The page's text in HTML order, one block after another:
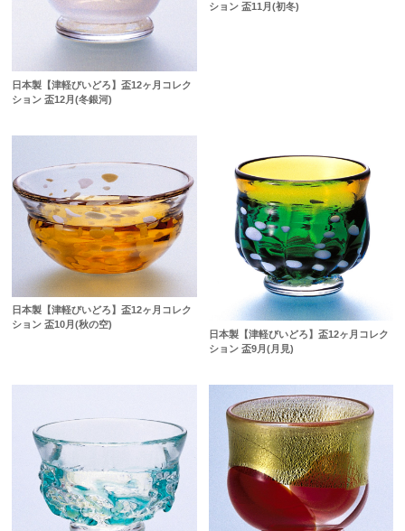
日本製【津軽びいどろ】盃12ヶ月コレク
ション 盃12月(冬銀河)
ション 盃11月(初冬)
日本製【津軽びいどろ】盃12ヶ月コレク
ション 盃10月(秋の空)
日本製【津軽びいどろ】盃12ヶ月コレク
ション 盃9月(月見)